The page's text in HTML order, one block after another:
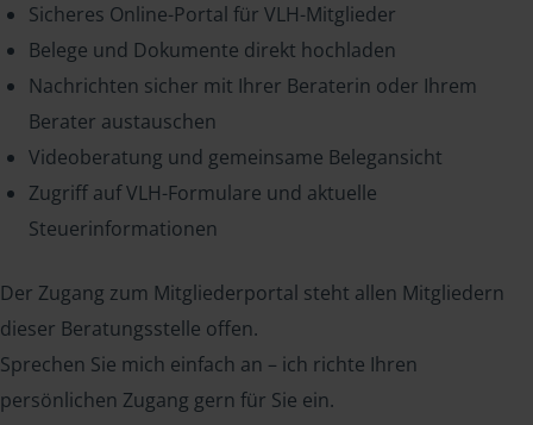
Sicheres Online-Portal für VLH-Mitglieder
Belege und Dokumente direkt hochladen
Nachrichten sicher mit Ihrer Beraterin oder Ihrem
Berater austauschen
Videoberatung und gemeinsame Belegansicht
Zugriff auf VLH-Formulare und aktuelle
Steuerinformationen
Der Zugang zum Mitgliederportal steht allen Mitgliedern
dieser Beratungsstelle offen.
Sprechen Sie mich einfach an – ich richte Ihren
persönlichen Zugang gern für Sie ein.